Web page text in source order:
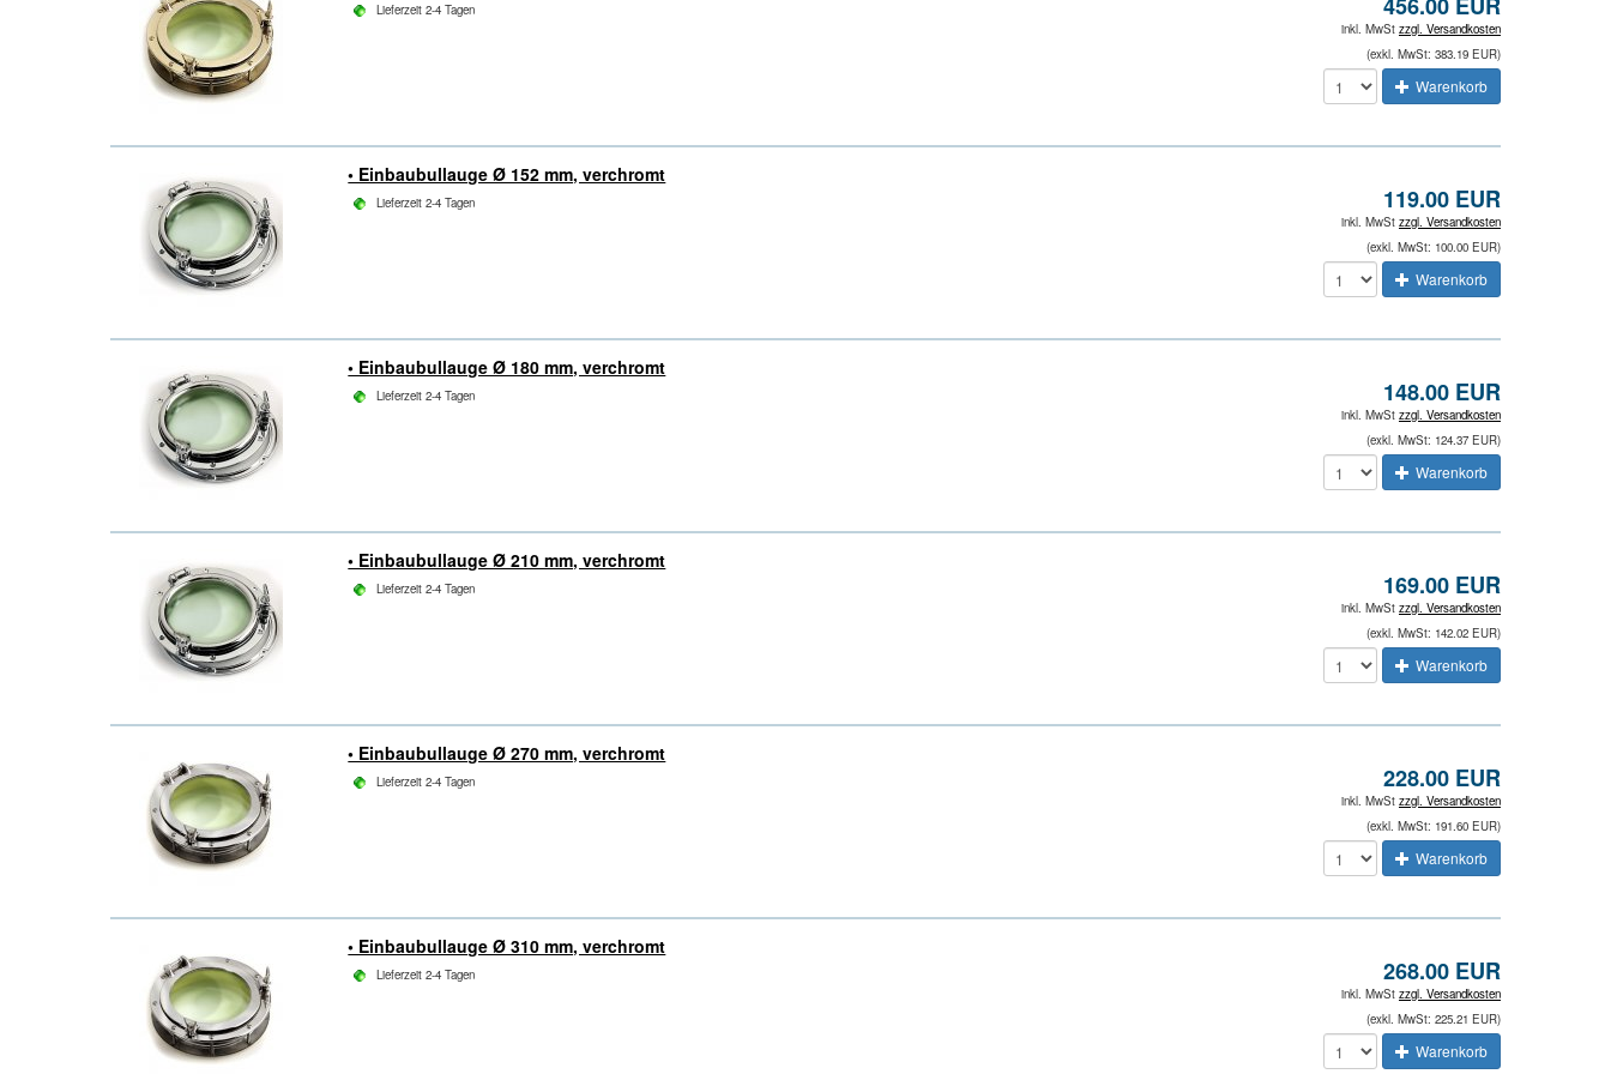
Lieferzeit 2-4 Tagen
inkl. MwSt zzgl. Versandkosten
(exkl. MwSt: 383.19 EUR)
Warenkorb
• Einbaubullauge Ø 152 mm, verchromt
Lieferzeit 2-4 Tagen 119.00 EUR
inkl. MwSt zzgl. Versandkosten
(exkl. MwSt: 100.00 EUR)
Warenkorb
• Einbaubullauge Ø 180 mm, verchromt
Lieferzeit 2-4 Tagen 148.00 EUR
inkl. MwSt zzgl. Versandkosten
(exkl. MwSt: 124.37 EUR)
Warenkorb
• Einbaubullauge Ø 210 mm, verchromt
Lieferzeit 2-4 Tagen 169.00 EUR
inkl. MwSt zzgl. Versandkosten
(exkl. MwSt: 142.02 EUR)
Warenkorb
• Einbaubullauge Ø 270 mm, verchromt
Lieferzeit 2-4 Tagen 228.00 EUR
inkl. MwSt zzgl. Versandkosten
(exkl. MwSt: 191.60 EUR)
Warenkorb
• Einbaubullauge Ø 310 mm, verchromt
Lieferzeit 2-4 Tagen 268.00 EUR
inkl. MwSt zzgl. Versandkosten
(exkl. MwSt: 225.21 EUR)
Warenkorb